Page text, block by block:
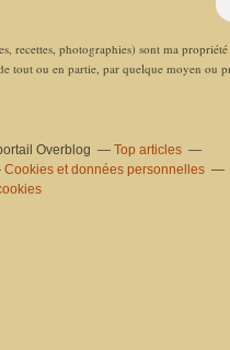
recettes, photographies) sont ma
tout ou en partie, par quelque moyen ou
Overblog
Top articles
Cookies et données personnelles